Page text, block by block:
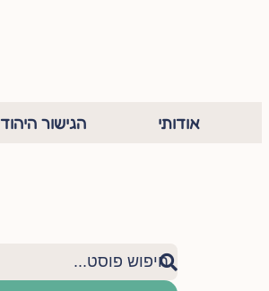
אודותי הגישור